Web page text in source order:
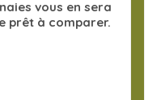
vous en sera
prêt à comparer.